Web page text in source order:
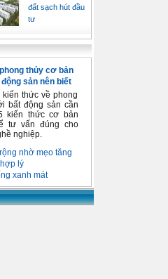
đất sạch hút đầu
tư
thủy cơ bản
sản nên biết
kiến thức về phong
bất động sản cần
kiến thức cơ bản
tư vấn đúng cho
nghiệp.
nhờ mẹo tăng
lý
xanh mát